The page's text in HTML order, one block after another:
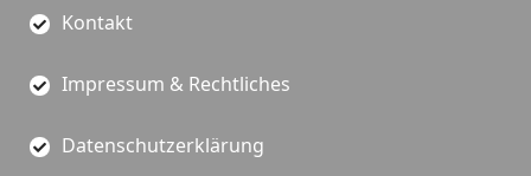
Kontakt
Impressum & Rechtliches
Datenschutzerklärung